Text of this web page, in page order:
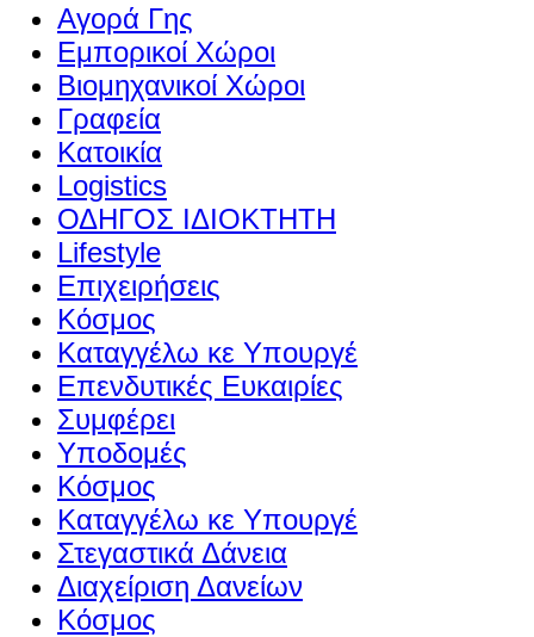
Αγορά Γης
Εμπορικοί Χώροι
Βιομηχανικοί Χώροι
Γραφεία
Κατοικία
Logistics
ΟΔΗΓΟΣ ΙΔΙΟΚΤΗΤΗ
Lifestyle
Επιχειρήσεις
Κόσμος
Καταγγέλω κε Υπουργέ
Επενδυτικές Ευκαιρίες
Συμφέρει
Υποδομές
Κόσμος
Καταγγέλω κε Υπουργέ
Στεγαστικά Δάνεια
Διαχείριση Δανείων
Κόσμος